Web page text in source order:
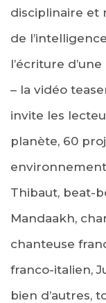
disciplinaire et
de
l’écriture
– la vidéo
invite les
planète, 60
Thibaut, beat-
Mandaakh,
chanteuse
franco-italien,
bien d’autres,